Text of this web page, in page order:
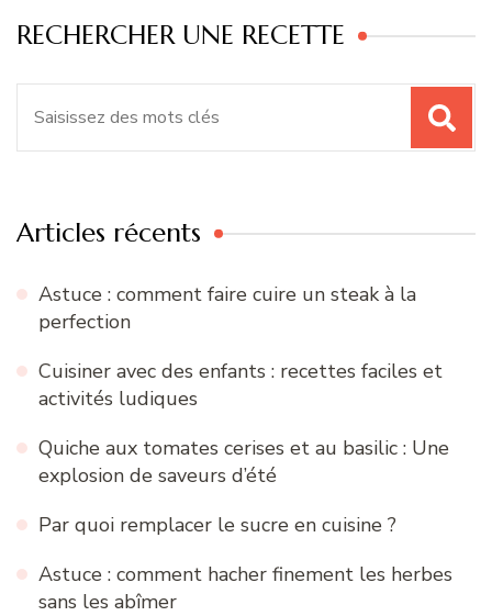
RECHERCHER UNE RECETTE
Articles récents
Astuce : comment faire cuire un steak à la
perfection
Cuisiner avec des enfants : recettes faciles et
activités ludiques
Quiche aux tomates cerises et au basilic : Une
explosion de saveurs d’été
Par quoi remplacer le sucre en cuisine ?
Astuce : comment hacher finement les herbes
sans les abîmer